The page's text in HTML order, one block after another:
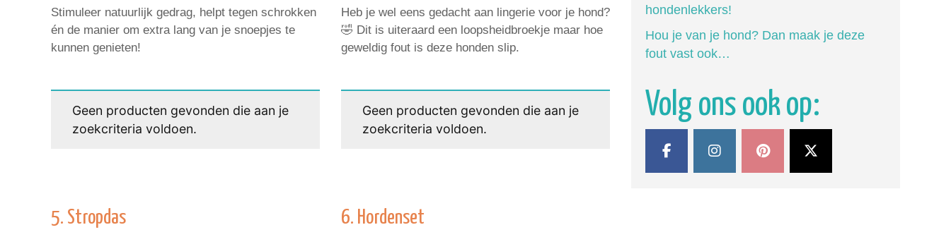
Stimuleer natuurlijk gedrag, helpt tegen schrokken
én de manier om extra lang van je snoepjes te
kunnen genieten!
Geen producten gevonden die aan je
zoekcriteria voldoen.
5. Stropdas
Heb je wel eens gedacht aan lingerie voor je hond?
🤣 Dit is uiteraard een loopsheidbroekje maar hoe
geweldig fout is deze honden slip.
Geen producten gevonden die aan je
zoekcriteria voldoen.
6. Hordenset
hondenlekkers!
Hou je van je hond? Dan maak je deze
fout vast ook…
Volg ons ook op: